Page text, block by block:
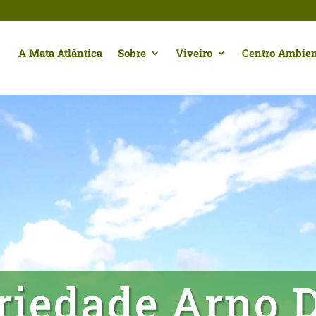
A Mata Atlântica Sobre Viveiro Centro
Arno